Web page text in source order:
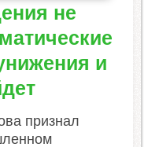
не
и
признал